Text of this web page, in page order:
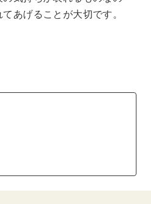
あげることが大切です。